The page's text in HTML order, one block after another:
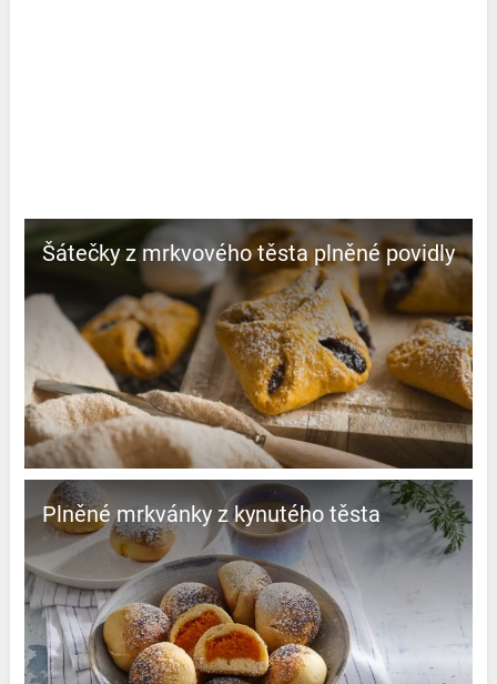
Šátečky z mrkvového těsta plněné povidly
Plněné mrkvánky z kynutého těsta